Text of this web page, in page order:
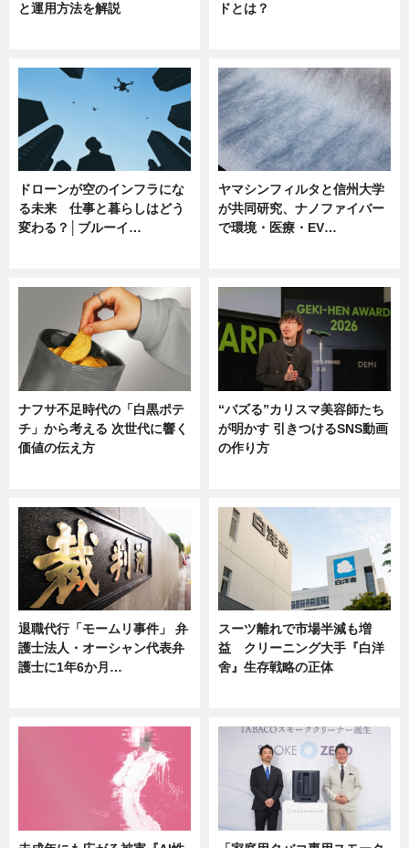
と運用方法を解説
ドとは？
ドローンが空のインフラにな
る未来 仕事と暮らしはどう
変わる？│ブルーイ…
ヤマシンフィルタと信州大学
が共同研究、ナノファイバー
で環境・医療・EV…
ナフサ不足時代の「白黒ポテ
チ」から考える 次世代に響く
価値の伝え方
“バズる”カリスマ美容師たち
が明かす 引きつけるSNS動画
の作り方
退職代行「モームリ事件」 弁
護士法人・オーシャン代表弁
護士に1年6か月…
スーツ離れで市場半減も増
益 クリーニング大手『白洋
舍』生存戦略の正体